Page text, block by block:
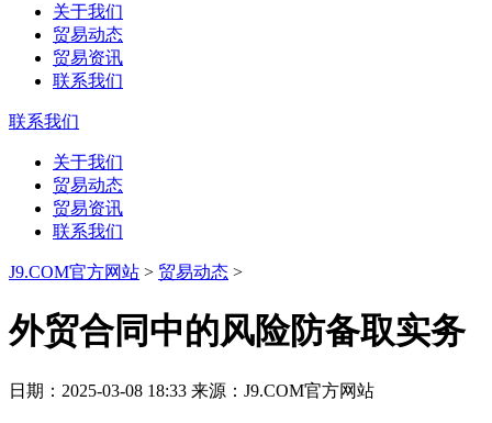
关于我们
贸易动态
贸易资讯
联系我们
联系我们
关于我们
贸易动态
贸易资讯
联系我们
J9.COM官方网站 > 贸易动态 >
外贸合同中的风险防备取实务
日期：2025-03-08 18:33 来源：J9.COM官方网站